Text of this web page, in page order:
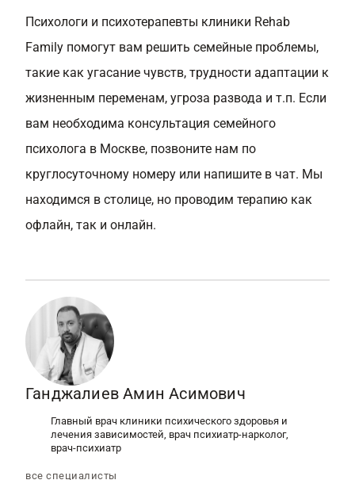
Психологи и психотерапевты клиники Rehab
Family помогут вам решить семейные проблемы,
такие как угасание чувств, трудности адаптации к
жизненным переменам, угроза развода и т.п. Если
вам необходима консультация семейного
психолога в Москве, позвоните нам по
круглосуточному номеру или напишите в чат. Мы
находимся в столице, но проводим терапию как
офлайн, так и онлайн.
Ганджалиев Амин Асимович
Главный врач клиники психического здоровья и
лечения зависимостей, врач психиатр-нарколог,
врач-психиатр
все специалисты